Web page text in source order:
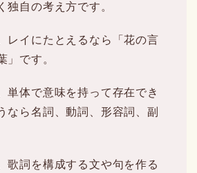
独自の考え方です。
レイにたとえるなら「花の言
」です。
単体で意味を持って存在でき
なら名詞、動詞、形容詞、副
歌詞を構成する文や句を作る